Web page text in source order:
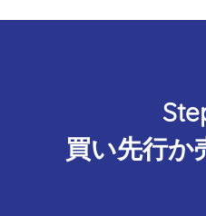
買い先行か